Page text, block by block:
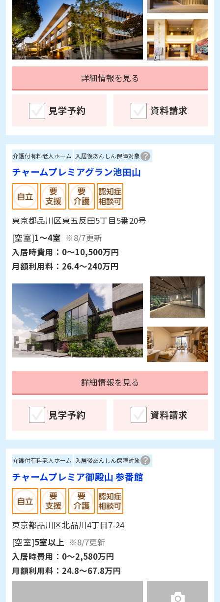
詳細情報を見る
見学予約 資料請求
介護付有料老人ホーム 入居後あんしん保障対象
チャームプレミアグラン池田山
東京都品川区東五反田5丁目5番20号
[空室]1～4室 ※8/7更新
入居時費用： 0～10,500万円
月額利用料： 26.4～240万円
詳細情報を見る
見学予約 資料請求
介護付有料老人ホーム 入居後あんしん保障対象
チャームプレミア御殿山 参番館
東京都品川区北品川4丁目7-24
[空室]5室以上 ※8/7更新
入居時費用： 0～2,580万円
月額利用料： 24.8～67.8万円